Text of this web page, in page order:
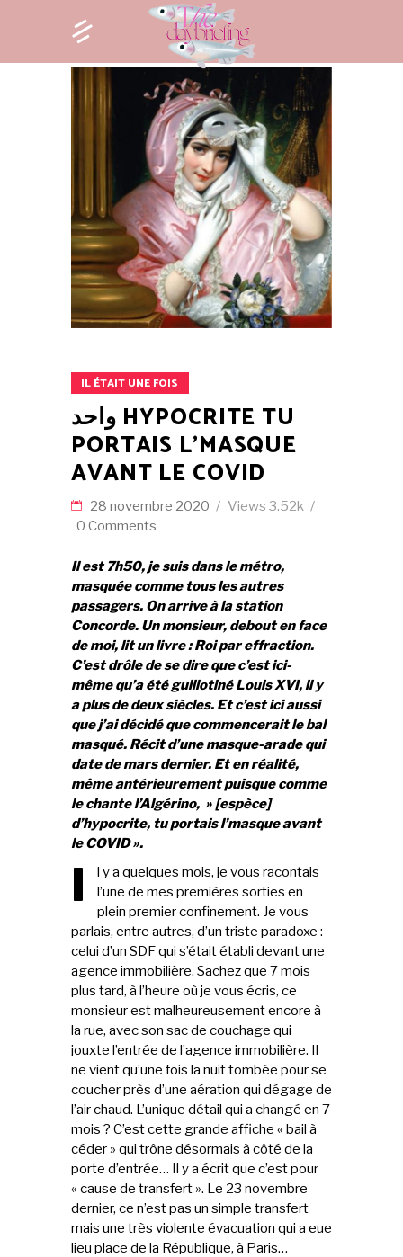
IL ÉTAIT UNE FOIS
واحد HYPOCRITE TU
PORTAIS L’MASQUE
AVANT LE COVID
28 novembre 2020 Views 3.52k
0 Comments
Il est 7h50, je suis dans le métro,
masquée comme tous les autres
passagers. On arrive à la station
Concorde. Un monsieur, debout en face
de moi, lit un livre : Roi par effraction.
C’est drôle de se dire que c’est ici-
même qu’a été guillotiné Louis XVI, il y
a plus de deux siècles. Et c’est ici aussi
que j’ai décidé que commencerait le bal
masqué. Récit d’une masque-arade qui
date de mars dernier. Et en réalité,
même antérieurement puisque comme
le chante l’Algérino, » [espèce]
d’hypocrite, tu portais l’masque avant
le COVID ».
I
l y a quelques mois, je vous racontais
l’une de mes premières sorties en
plein premier confinement. Je vous
parlais, entre autres, d’un triste paradoxe :
celui d’un SDF qui s’était établi devant une
agence immobilière. Sachez que 7 mois
plus tard, à l’heure où je vous écris, ce
monsieur est malheureusement encore à
la rue, avec son sac de couchage qui
jouxte l’entrée de l’agence immobilière. Il
ne vient qu’une fois la nuit tombée pour se
coucher près d’une aération qui dégage de
l’air chaud. L’unique détail qui a changé en 7
mois ? C’est cette grande affiche « bail à
céder » qui trône désormais à côté de la
porte d’entrée… Il y a écrit que c’est pour
« cause de transfert ». Le 23 novembre
dernier, ce n’est pas un simple transfert
mais une très violente évacuation qui a eue
lieu place de la République, à Paris…